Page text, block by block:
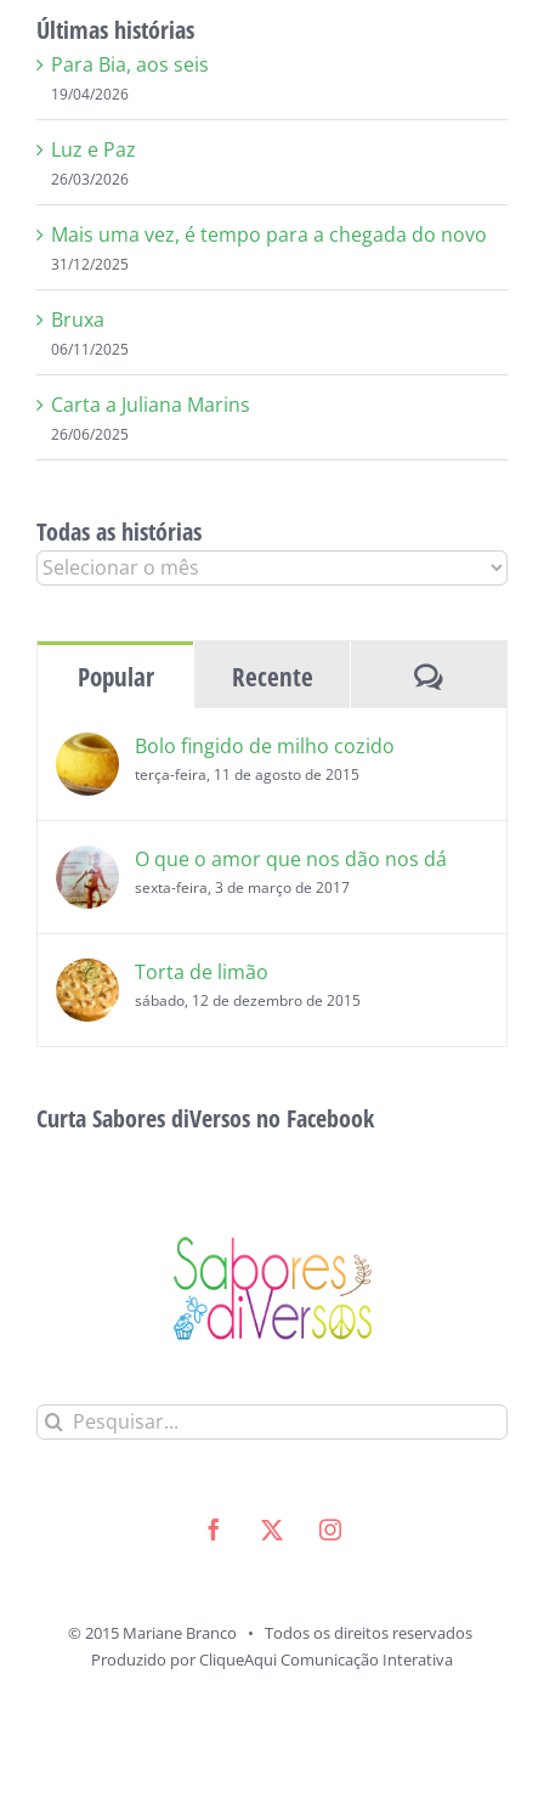
Últimas histórias
Para Bia, aos seis
19/04/2026
Luz e Paz
26/03/2026
Mais uma vez, é tempo para a chegada do novo
31/12/2025
Bruxa
06/11/2025
Carta a Juliana Marins
26/06/2025
Todas as histórias
Todas
Popular Recente
Bolo fingido de milho cozido
terça-feira, 11 de agosto de 2015
O que o amor que nos dão nos dá
sexta-feira, 3 de março de 2017
Torta de limão
sábado, 12 de dezembro de 2015
Curta Sabores diVersos no Facebook
Buscar
© 2015 Mariane Branco • Todos os direitos reservados
Produzido porCliqueAqui Comunicação Interativa